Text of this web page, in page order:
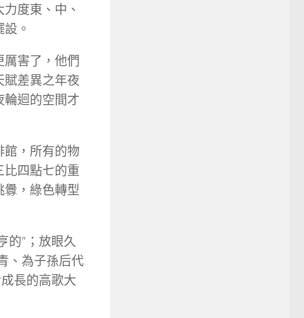
度東、中、
。
害了，他們
賦差異之年夜
輪迴的空間才
館，所有的物
比四點七的重
釁，綠色轉型
的”；放眼久
、為子孫后代
長的高歌大